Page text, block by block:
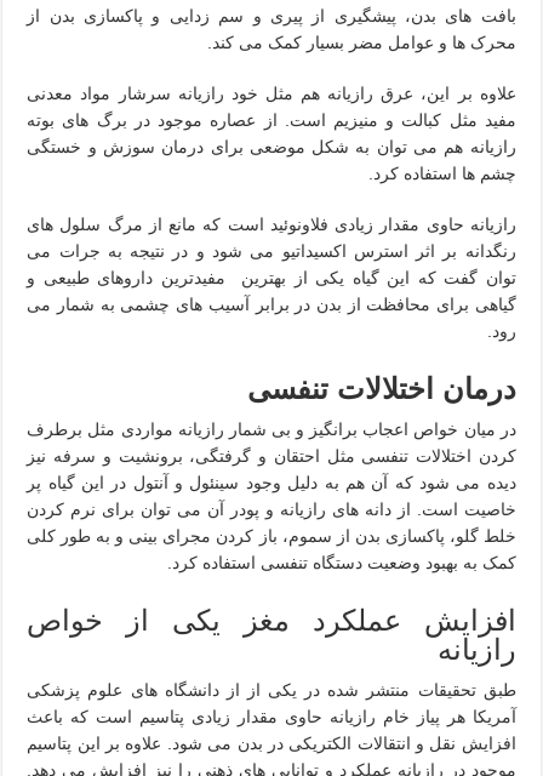
بافت های بدن، پیشگیری از پیری و سم زدایی و پاکسازی بدن از
محرک ها و عوامل مضر بسیار کمک می کند.
علاوه بر این، عرق رازیانه هم مثل خود رازیانه سرشار مواد معدنی
مفید مثل کبالت و منیزیم است. از عصاره موجود در برگ های بوته
رازیانه هم می توان به شکل موضعی برای درمان سوزش و خستگی
چشم ها استفاده کرد.
رازیانه حاوی مقدار زیادی فلاونوئید است که مانع از مرگ سلول های
رنگدانه بر اثر استرس اکسیداتیو می شود و در نتیجه به جرات می
توان گفت که این گیاه یکی از بهترین مفیدترین داروهای طبیعی و
گیاهی برای محافظت از بدن در برابر آسیب های چشمی به شمار می
رود.
درمان اختلالات تنفسی
در میان خواص اعجاب برانگیز و بی شمار رازیانه مواردی مثل برطرف
کردن اختلالات تنفسی مثل احتقان و گرفتگی، برونشیت و سرفه نیز
دیده می شود که آن هم به دلیل وجود سینئول و آنتول در این گیاه پر
خاصیت است. از دانه های رازیانه و پودر آن می توان برای نرم کردن
خلط گلو، پاکسازی بدن از سموم، باز کردن مجرای بینی و به طور کلی
کمک به بهبود وضعیت دستگاه تنفسی استفاده کرد.
افزایش عملکرد مغز یکی از خواص
رازیانه
طبق تحقیقات منتشر شده در یکی از از دانشگاه های علوم پزشکی
آمریکا هر پیاز خام رازیانه حاوی مقدار زیادی پتاسیم است که باعث
افزایش نقل و انتقالات الکتریکی در بدن می شود. علاوه بر این پتاسیم
موجود در رازیانه عملکرد و توانایی های ذهنی را نیز افزایش می دهد.